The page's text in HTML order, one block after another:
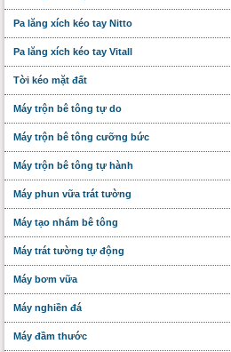
Pa lăng xích kéo tay Nitto
Pa lăng xích kéo tay Vitall
Tời kéo mặt đất
Máy trộn bê tông tự do
Máy trộn bê tông cưỡng bức
Máy trộn bê tông tự hành
Máy phun vữa trát tường
Máy tạo nhám bê tông
Máy trát tường tự động
Máy bơm vữa
Máy nghiền đá
Máy đầm thước